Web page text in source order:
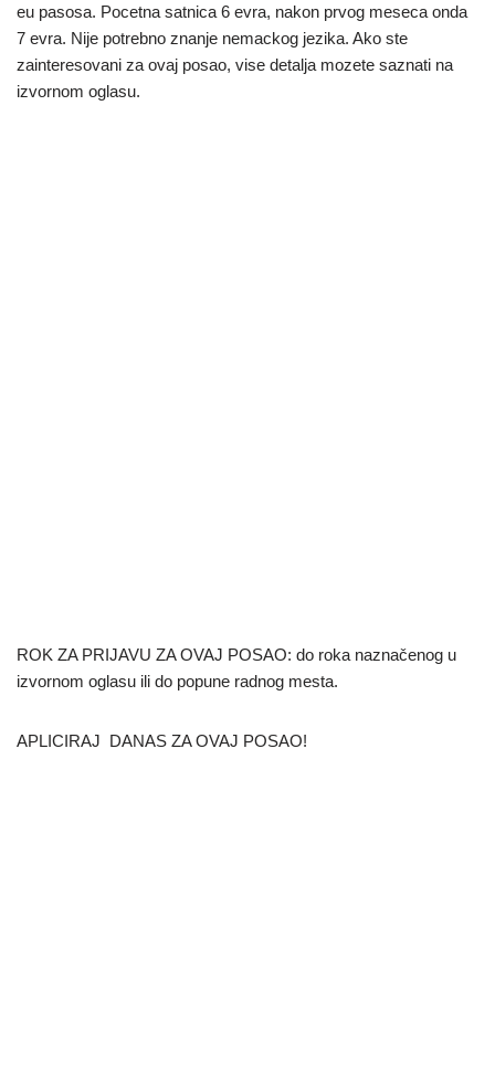
eu pasosa. Pocetna satnica 6 evra, nakon prvog meseca onda
7 evra. Nije potrebno znanje nemackog jezika. Ako ste
zainteresovani za ovaj posao, vise detalja mozete saznati na
izvornom oglasu.
ROK ZA PRIJAVU ZA OVAJ POSAO: do roka naznačenog u
izvornom oglasu ili do popune radnog mesta.
APLICIRAJ DANAS ZA OVAJ POSAO!